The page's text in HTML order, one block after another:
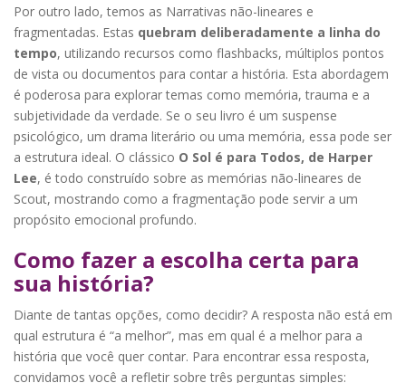
Por outro lado, temos as Narrativas não-lineares e
fragmentadas. Estas quebram deliberadamente a linha do
tempo, utilizando recursos como flashbacks, múltiplos pontos
de vista ou documentos para contar a história. Esta abordagem
é poderosa para explorar temas como memória, trauma e a
subjetividade da verdade. Se o seu livro é um suspense
psicológico, um drama literário ou uma memória, essa pode ser
a estrutura ideal. O clássico O Sol é para Todos, de Harper
Lee, é todo construído sobre as memórias não-lineares de
Scout, mostrando como a fragmentação pode servir a um
propósito emocional profundo.
Como fazer a escolha certa para
sua história?
Diante de tantas opções, como decidir? A resposta não está em
qual estrutura é “a melhor”, mas em qual é a melhor para a
história que você quer contar. Para encontrar essa resposta,
convidamos você a refletir sobre três perguntas simples: